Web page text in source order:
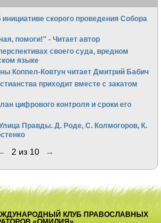
скорого проведения Собора
помоги!" - Читает автор
своего суда, вредном
языке
Коппел-Ковтун читает Дмитрий Бабич
приходит вместе с закатом
цифрового контроля и сроки его
Правды. Д. Роде, С. Колмогоров, К.
2 из 10 →
КЛУБ ПРАВОСЛАВНЫХ